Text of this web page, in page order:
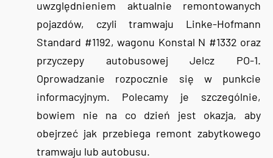
uwzględnieniem aktualnie remontowanych
pojazdów, czyli tramwaju Linke-Hofmann
Standard #1192, wagonu Konstal N #1332 oraz
przyczepy autobusowej Jelcz PO-1.
Oprowadzanie rozpocznie się w punkcie
informacyjnym. Polecamy je szczególnie,
bowiem nie na co dzień jest okazja, aby
obejrzeć jak przebiega remont zabytkowego
tramwaju lub autobusu.